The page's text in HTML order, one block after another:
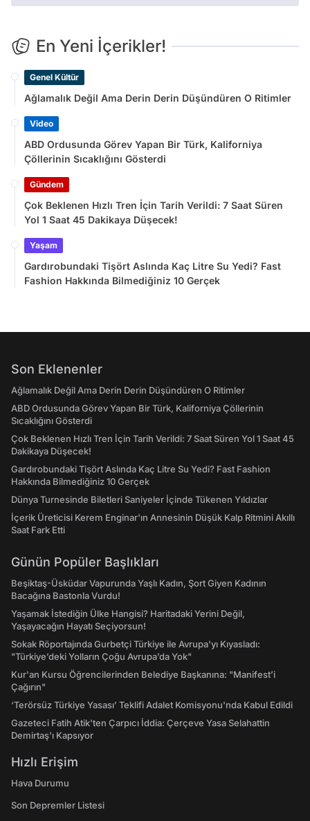
En Yeni İçerikler!
Genel Kültür
Ağlamalık Değil Ama Derin Derin Düşündüren O Ritimler
Video
ABD Ordusunda Görev Yapan Bir Türk, Kaliforniya
Çöllerinin Sıcaklığını Gösterdi
Gündem
Çok Beklenen Hızlı Tren İçin Tarih Verildi: 7 Saat Süren
Yol 1 Saat 45 Dakikaya Düşecek!
Yaşam
Gardırobundaki Tişört Aslında Kaç Litre Su Yedi? Fast
Fashion Hakkında Bilmediğiniz 10 Gerçek
Son Eklenenler
Ağlamalık Değil Ama Derin Derin Düşündüren O Ritimler
ABD Ordusunda Görev Yapan Bir Türk, Kaliforniya Çöllerinin
Sıcaklığını Gösterdi
Çok Beklenen Hızlı Tren İçin Tarih Verildi: 7 Saat Süren Yol 1 Saat 45
Dakikaya Düşecek!
Gardırobundaki Tişört Aslında Kaç Litre Su Yedi? Fast Fashion
Hakkında Bilmediğiniz 10 Gerçek
Dünya Turnesinde Biletleri Saniyeler İçinde Tükenen Yıldızlar
İçerik Üreticisi Kerem Enginar'ın Annesinin Düşük Kalp Ritmini Akıllı
Saat Fark Etti
Günün Popüler Başlıkları
Beşiktaş-Üsküdar Vapurunda Yaşlı Kadın, Şort Giyen Kadının
Bacağına Bastonla Vurdu!
Yaşamak İstediğin Ülke Hangisi? Haritadaki Yerini Değil,
Yaşayacağın Hayatı Seçiyorsun!
Sokak Röportajında Gurbetçi Türkiye ile Avrupa'yı Kıyasladı:
"Türkiye’deki Yolların Çoğu Avrupa’da Yok"
Kur'an Kursu Öğrencilerinden Belediye Başkanına: "Manifest’i
Çağırın"
‘Terörsüz Türkiye Yasası’ Teklifi Adalet Komisyonu'nda Kabul Edildi
Gazeteci Fatih Atik'ten Çarpıcı İddia: Çerçeve Yasa Selahattin
Demirtaş'ı Kapsıyor
Hızlı Erişim
Hava Durumu
Son Depremler Listesi